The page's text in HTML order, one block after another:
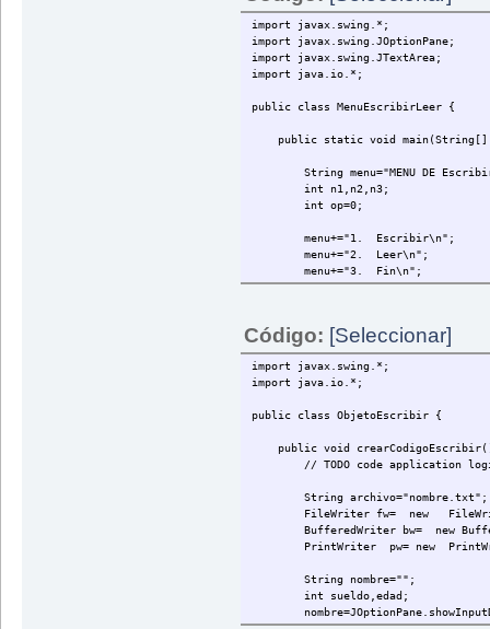
import javax.swing.*;
import javax.swing.JOptionPane;
import javax.swing.JTextArea;
import java.io.*;
public class MenuEscribirLeer {
public static void main(String[]
String menu="MENU DE
int n1,n2,n3;
int op=0;
menu+="1. Escribir\n";
menu+="2. Leer\n";
menu+="3. Fin\n";
menu+="Escoja Opción:\n";
switch (op){
case 1:
ObjetoEscribir objeto1 =
break;
case 2:
ObjetoLeer objeto2 = new
break;
Código: [Seleccionar]
import javax.swing.*;
import java.io.*;
public class ObjetoEscribir {
public void crearCodigoEscribir()
// TODO code application logic
String archivo="nombre.txt";
FileWriter fw= new
BufferedWriter bw= new
PrintWriter pw= new
String nombre="";
int sueldo,edad;